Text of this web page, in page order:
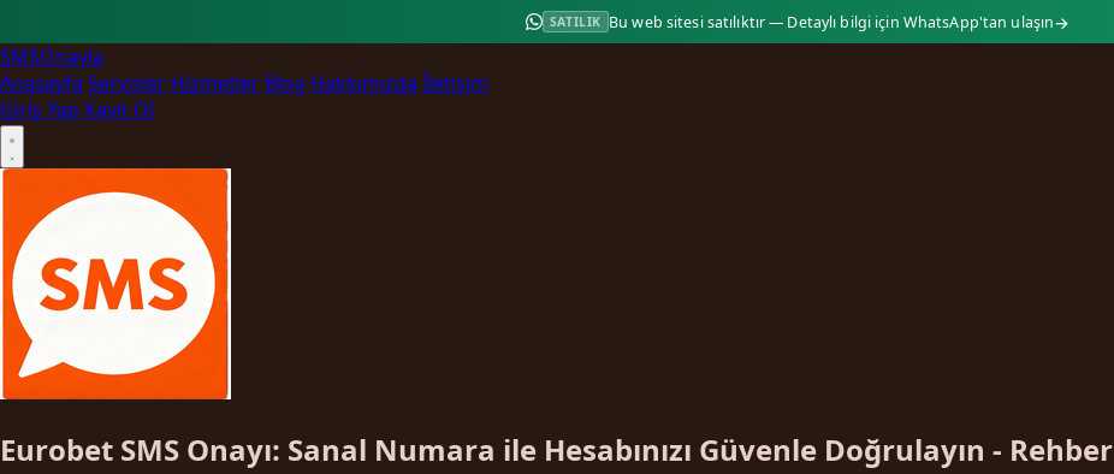
SATILIK Bu web sitesi satılıktır — Detaylı bilgi için WhatsApp'tan ulaşın→
SMSOnayla
Anasayfa Servisler Hizmetler Blog Hakkımızda İletişim
Giriş Yap Kayıt Ol
Eurobet SMS Onayı: Sanal Numara ile Hesabınızı Güvenle Doğrulayın - Rehber